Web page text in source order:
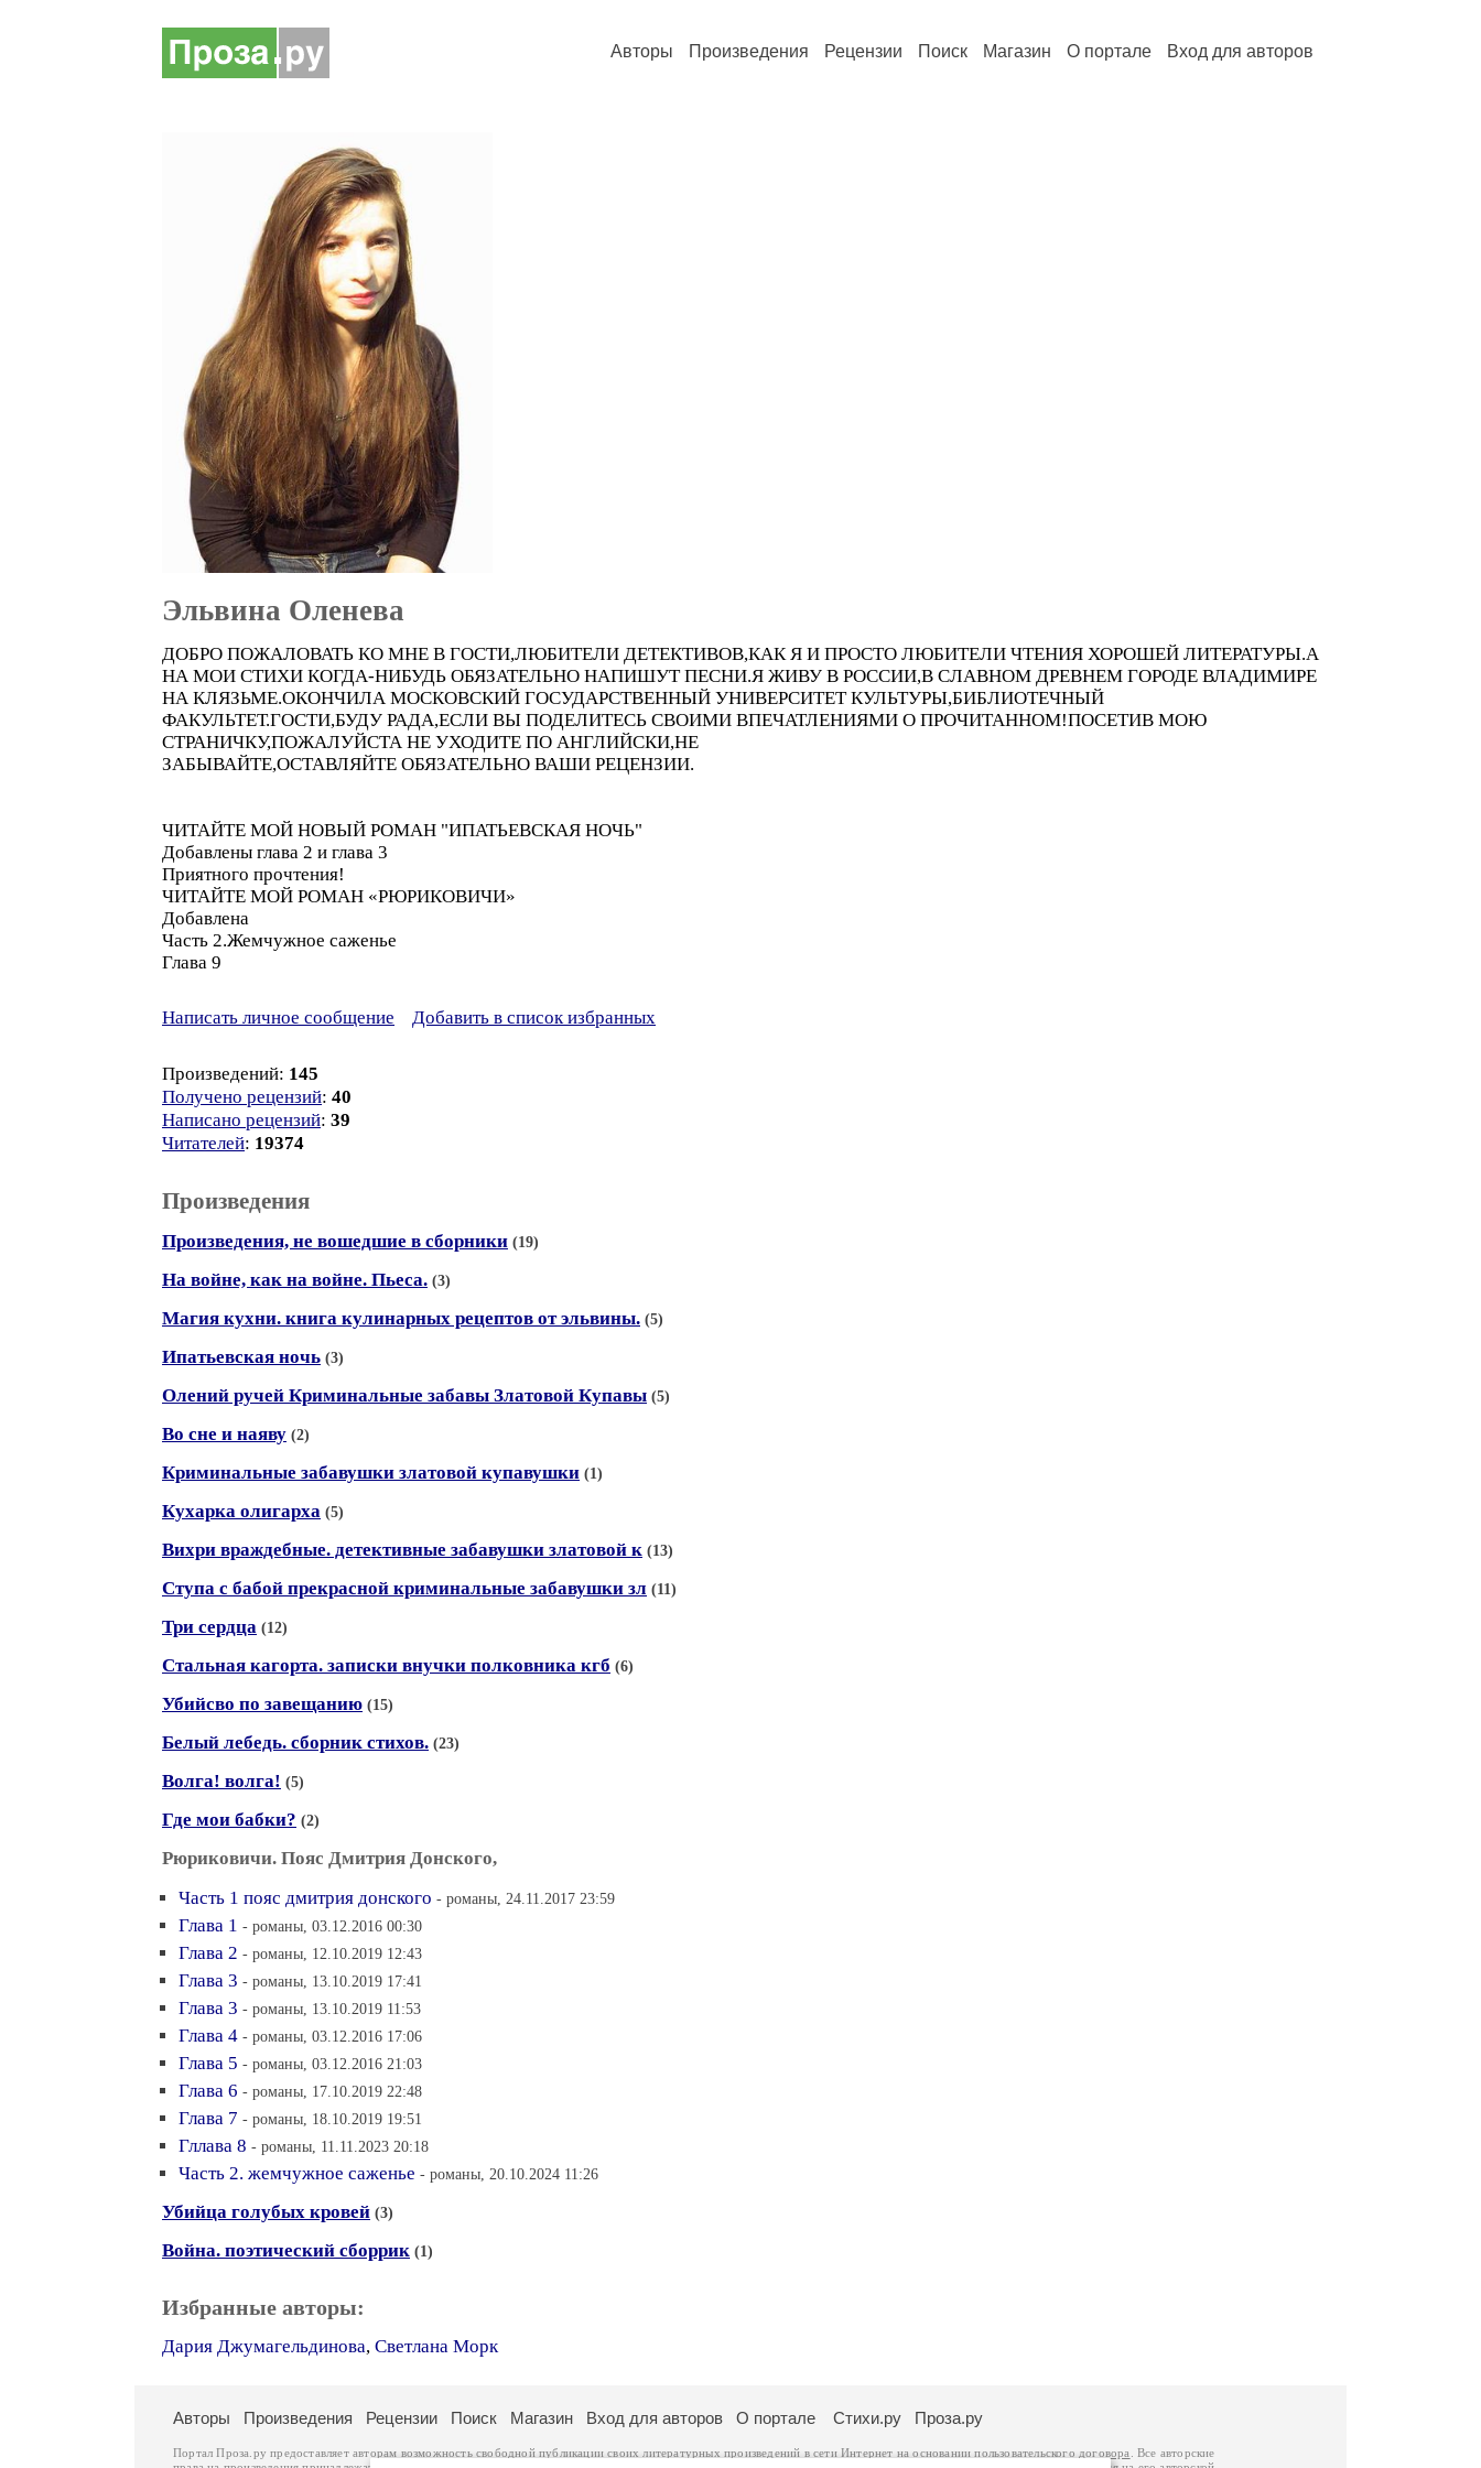
Авторы Произведения Рецензии Поиск Магазин О портале Вход для авторов
Эльвина Оленева
ДОБРО ПОЖАЛОВАТЬ КО МНЕ В ГОСТИ,ЛЮБИТЕЛИ ДЕТЕКТИВОВ,КАК Я И ПРОСТО ЛЮБИТЕЛИ ЧТЕНИЯ ХОРОШЕЙ ЛИТЕРАТУРЫ.А
НА МОИ СТИХИ КОГДА-НИБУДЬ ОБЯЗАТЕЛЬНО НАПИШУТ ПЕСНИ.Я ЖИВУ В РОССИИ,В СЛАВНОМ ДРЕВНЕМ ГОРОДЕ ВЛАДИМИРЕ
НА КЛЯЗЬМЕ.ОКОНЧИЛА МОСКОВСКИЙ ГОСУДАРСТВЕННЫЙ УНИВЕРСИТЕТ КУЛЬТУРЫ,БИБЛИОТЕЧНЫЙ
ФАКУЛЬТЕТ.ГОСТИ,БУДУ РАДА,ЕСЛИ ВЫ ПОДЕЛИТЕСЬ СВОИМИ ВПЕЧАТЛЕНИЯМИ О ПРОЧИТАННОМ!ПОСЕТИВ МОЮ
СТРАНИЧКУ,ПОЖАЛУЙСТА НЕ УХОДИТЕ ПО АНГЛИЙСКИ,НЕ
ЗАБЫВАЙТЕ,ОСТАВЛЯЙТЕ ОБЯЗАТЕЛЬНО ВАШИ РЕЦЕНЗИИ.
ЧИТАЙТЕ МОЙ НОВЫЙ РОМАН "ИПАТЬЕВСКАЯ НОЧЬ"
Добавлены глава 2 и глава 3
Приятного прочтения!
ЧИТАЙТЕ МОЙ РОМАН «РЮРИКОВИЧИ»
Добавлена
Часть 2.Жемчужное саженье
Глава 9
Написать личное сообщение Добавить в список избранных
Произведений: 145
Получено рецензий: 40
Написано рецензий: 39
Читателей: 19374
Произведения
Произведения, не вошедшие в сборники (19)
На войне, как на войне. Пьеса. (3)
Магия кухни. книга кулинарных рецептов от эльвины. (5)
Ипатьевская ночь (3)
Олений ручей Криминальные забавы Златовой Купавы (5)
Во сне и наяву (2)
Криминальные забавушки златовой купавушки (1)
Кухарка олигарха (5)
Вихри враждебные. детективные забавушки златовой к (13)
Ступа с бабой прекрасной криминальные забавушки зл (11)
Три сердца (12)
Стальная кагорта. записки внучки полковника кгб (6)
Убийсво по завещанию (15)
Белый лебедь. сборник стихов. (23)
Волга! волга! (5)
Где мои бабки? (2)
Рюриковичи. Пояс Дмитрия Донского,
Часть 1 пояс дмитрия донского - романы, 24.11.2017 23:59
Глава 1 - романы, 03.12.2016 00:30
Глава 2 - романы, 12.10.2019 12:43
Глава 3 - романы, 13.10.2019 17:41
Глава 3 - романы, 13.10.2019 11:53
Глава 4 - романы, 03.12.2016 17:06
Глава 5 - романы, 03.12.2016 21:03
Глава 6 - романы, 17.10.2019 22:48
Глава 7 - романы, 18.10.2019 19:51
Гллава 8 - романы, 11.11.2023 20:18
Часть 2. жемчужное саженье - романы, 20.10.2024 11:26
Убийца голубых кровей (3)
Война. поэтический сборрик (1)
Избранные авторы:
Дария Джумагельдинова, Светлана Морк
Авторы Произведения Рецензии Поиск Магазин Вход для авторов О портале Стихи.ру Проза.ру
Портал Проза.ру предоставляет авторам возможность свободной публикации своих литературных произведений в сети Интернет на основаниипользовательского договора
. Все авторские